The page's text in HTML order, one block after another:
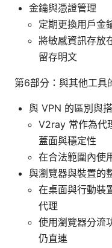
金鑰與憑證管理
定期更換用戶金
將敏感資訊存放
留存明文
第6部分：與其他工具
與 VPN 的區別與
V2ray 常作為代
蓋面與穩定性
在合法範圍內使
與瀏覽器與裝置的
在桌面與行動裝
代理
使用瀏覽器分流
仍直連